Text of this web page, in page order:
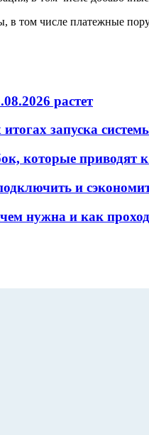
в том числе платежные
растет
запуска
которые приводят
и
нужна и как